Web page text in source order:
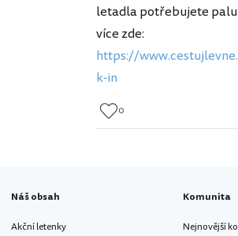
letadla potřebujete
více zde:
https://
k-in
0
Náš obsah
Akční letenky
Komunita
Nejnovější